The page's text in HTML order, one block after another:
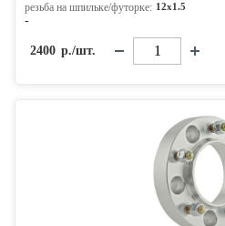
резьба на шпильке/футорке: 12x1.5
-
2400 р./шт.